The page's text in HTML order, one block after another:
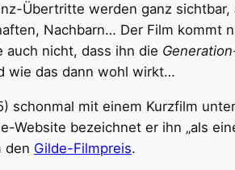
Übertritte werden ganz
Nachbarn… Der Film kommt
auch nicht, dass ihn die
wie das dann wohl wirkt…
schonmal mit einem Kurzfilm
Website bezeichnet er ihn „als
den Gilde-Filmpreis.